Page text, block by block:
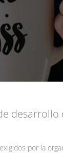
por la